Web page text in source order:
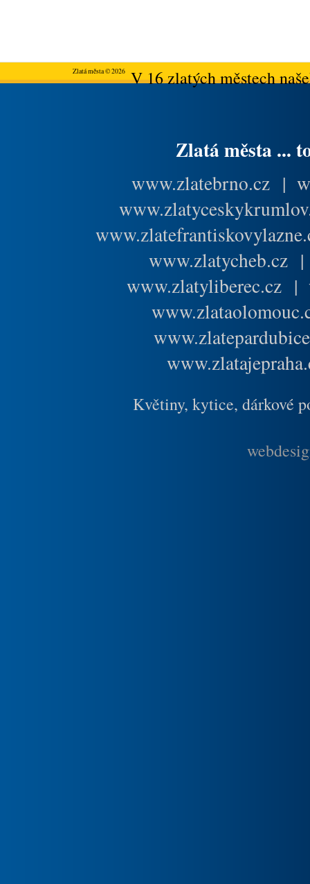
Zlatá města © 2026V 16 zlatých městech
Zlatá města ...
www.zlatebrno.cz |
www.zlatycheb.cz
www.zlatyliberec.cz |
Květiny, kytice, dárkové